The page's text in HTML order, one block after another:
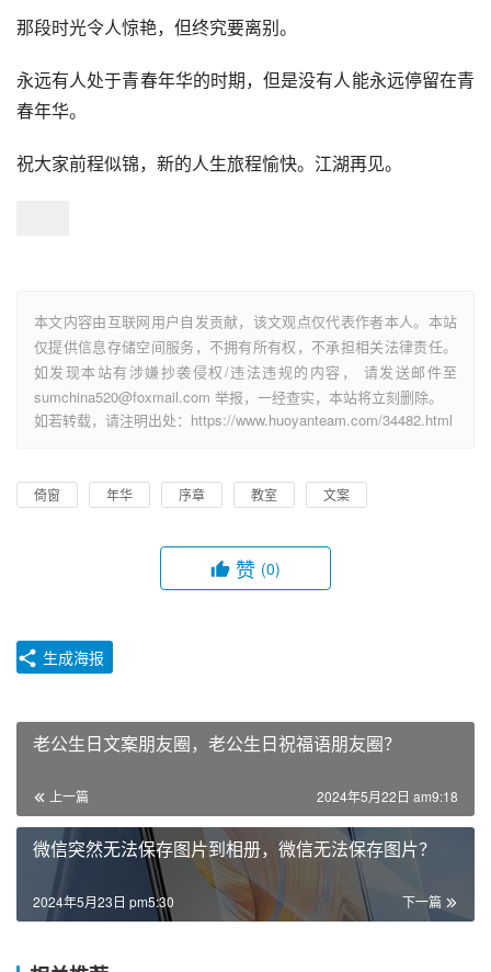
那段时光令人惊艳，但终究要离别。
永远有人处于青春年华的时期，但是没有人能永远停留在青
春年华。
祝大家前程似锦，新的人生旅程愉快。江湖再见。
本文内容由互联网用户自发贡献，该文观点仅代表作者本人。本站
仅提供信息存储空间服务，不拥有所有权，不承担相关法律责任。
如发现本站有涉嫌抄袭侵权/违法违规的内容， 请发送邮件至
sumchina520@foxmail.com 举报，一经查实，本站将立刻删除。
如若转载，请注明出处：https://www.huoyanteam.com/34482.html
倚窗 年华 序章 教室 文案
赞 (0)
生成海报
老公生日文案朋友圈，老公生日祝福语朋友圈？
上一篇 2024年5月22日 am9:18
微信突然无法保存图片到相册，微信无法保存图片？
下一篇
2024年5月23日 pm5:30